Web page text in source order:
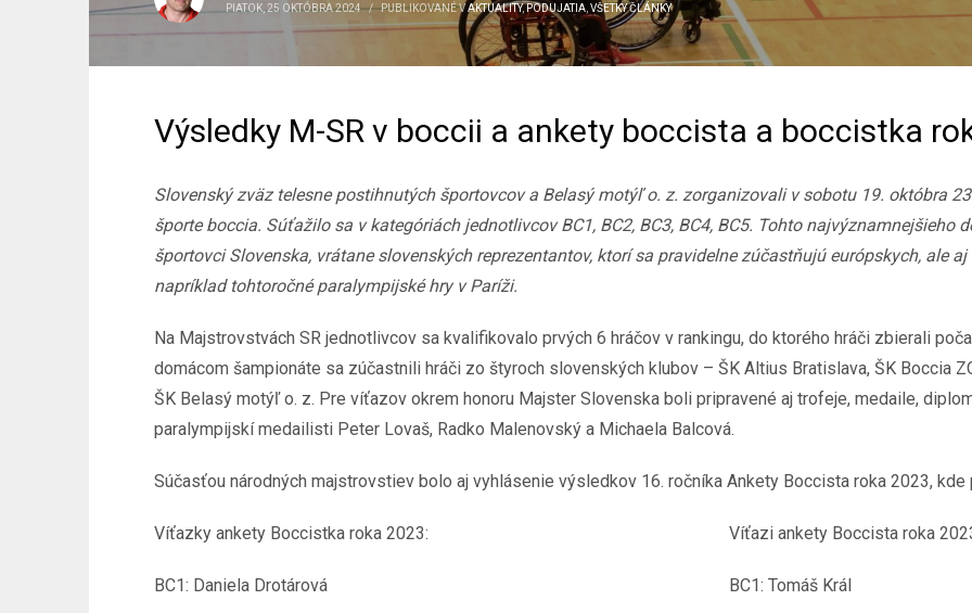
PIATOK, 25 OKTÓBRA 2024 / PUBLIKOVANÉ VAKTUALITY,PODUJATIA ,VŠETKY ČLÁNKY
Výsledky M-SR v boccii a ankety boccista a boccistka
Slovenský zväz telesne postihnutých športovcov a Belasý motýľ o. z. zorganizovali v sobotu 19. októbra
športe boccia. Súťažilo sa v kategóriách jednotlivcov BC1, BC2, BC3, BC4, BC5. Tohto
športovci Slovenska, vrátane slovenských reprezentantov, ktorí sa pravidelne zúčastňujú európskych, ale
napríklad tohtoročné paralympijské hry v Paríži.
Na Majstrovstvách SR jednotlivcov sa kvalifikovalo prvých 6 hráčov v rankingu, do ktorého hráči zbierali
domácom šampionáte sa zúčastnili hráči zo štyroch slovenských klubov – ŠK Altius Bratislava, ŠK Boccia
ŠK Belasý motýľ o. z. Pre víťazov okrem honoru Majster Slovenska boli pripravené aj trofeje, medaile,
paralympijskí medailisti Peter Lovaš, Radko Malenovský a Michaela Balcová.
Súčasťou národných majstrovstiev bolo aj vyhlásenie výsledkov 16. ročníka Ankety Boccista roka 2023,
Víťazky ankety Boccistka roka 2023:
BC1: Daniela Drotárová
Víťazi ankety Boccista roka
BC1: Tomáš Král